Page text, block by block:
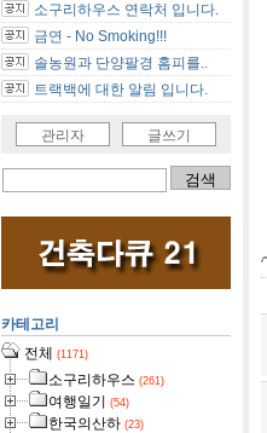
소구리하우스 연락처 입니다.
금연 - No Smoking!!!
솔농원과 단양팔경 홈피를..
트랙백에 대한 알림 입니다.
관리자 글쓰기
카테고리
전체 (1171)
소구리하우스 (261)
여행일기 (54)
한국의산하 (23)